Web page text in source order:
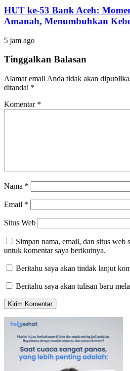
HUT ke-53 Bank Aceh:
Amanah, Menumbuhkan
5 jam ago
Tinggalkan Balasan
Alamat email Anda tidak akan
ditandai *
Komentar *
Nama *
Email *
Situs Web
Simpan nama, email, dan situs web
untuk komentar saya berikutnya.
Beritahu saya akan tindak lanjut
Beritahu saya akan tulisan baru